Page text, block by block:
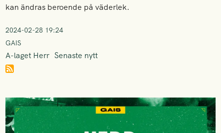
kan ändras beroende på väderlek.
2024-02-28 19:24
GAIS
A-laget Herr Senaste nytt